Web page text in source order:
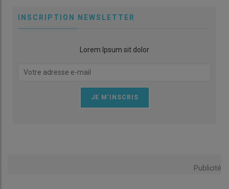
INSCRIPTION NEWSLETTER
Lorem Ipsum sit dolor
Publicité